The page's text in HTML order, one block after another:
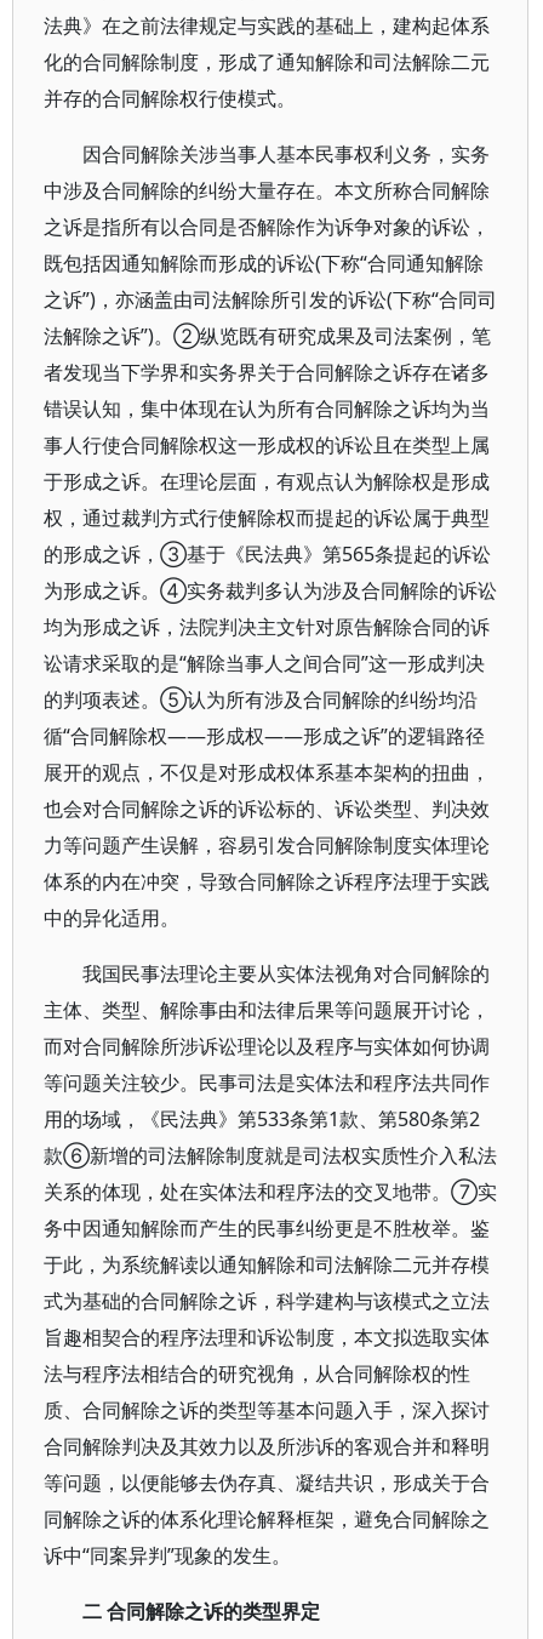
法典》在之前法律规定与实践的基础上，建构起体系
化的合同解除制度，形成了通知解除和司法解除二元
并存的合同解除权行使模式。
因合同解除关涉当事人基本民事权利义务，实务
中涉及合同解除的纠纷大量存在。本文所称合同解除
之诉是指所有以合同是否解除作为诉争对象的诉讼，
既包括因通知解除而形成的诉讼(下称“合同通知解除
之诉”)，亦涵盖由司法解除所引发的诉讼(下称“合同司
法解除之诉”)。②纵览既有研究成果及司法案例，笔
者发现当下学界和实务界关于合同解除之诉存在诸多
错误认知，集中体现在认为所有合同解除之诉均为当
事人行使合同解除权这一形成权的诉讼且在类型上属
于形成之诉。在理论层面，有观点认为解除权是形成
权，通过裁判方式行使解除权而提起的诉讼属于典型
的形成之诉，③基于《民法典》第565条提起的诉讼
为形成之诉。④实务裁判多认为涉及合同解除的诉讼
均为形成之诉，法院判决主文针对原告解除合同的诉
讼请求采取的是“解除当事人之间合同”这一形成判决
的判项表述。⑤认为所有涉及合同解除的纠纷均沿
循“合同解除权——形成权——形成之诉”的逻辑路径
展开的观点，不仅是对形成权体系基本架构的扭曲，
也会对合同解除之诉的诉讼标的、诉讼类型、判决效
力等问题产生误解，容易引发合同解除制度实体理论
体系的内在冲突，导致合同解除之诉程序法理于实践
中的异化适用。
我国民事法理论主要从实体法视角对合同解除的
主体、类型、解除事由和法律后果等问题展开讨论，
而对合同解除所涉诉讼理论以及程序与实体如何协调
等问题关注较少。民事司法是实体法和程序法共同作
用的场域，《民法典》第533条第1款、第580条第2
款⑥新增的司法解除制度就是司法权实质性介入私法
关系的体现，处在实体法和程序法的交叉地带。⑦实
务中因通知解除而产生的民事纠纷更是不胜枚举。鉴
于此，为系统解读以通知解除和司法解除二元并存模
式为基础的合同解除之诉，科学建构与该模式之立法
旨趣相契合的程序法理和诉讼制度，本文拟选取实体
法与程序法相结合的研究视角，从合同解除权的性
质、合同解除之诉的类型等基本问题入手，深入探讨
合同解除判决及其效力以及所涉诉的客观合并和释明
等问题，以便能够去伪存真、凝结共识，形成关于合
同解除之诉的体系化理论解释框架，避免合同解除之
诉中“同案异判”现象的发生。
二 合同解除之诉的类型界定